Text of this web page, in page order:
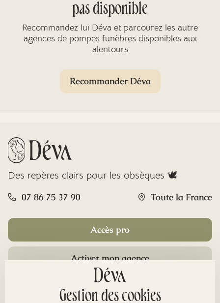
pas disponible
Recommandez lui Déva et parcourez les autre
agences de pompes funèbres disponibles aux
alentours
Recommander Déva
Des repères clairs pour les obsèques 🕊️
07 86 75 37 90 Toute la France
Accès pro
Activer mon agence
Gestion des cookies